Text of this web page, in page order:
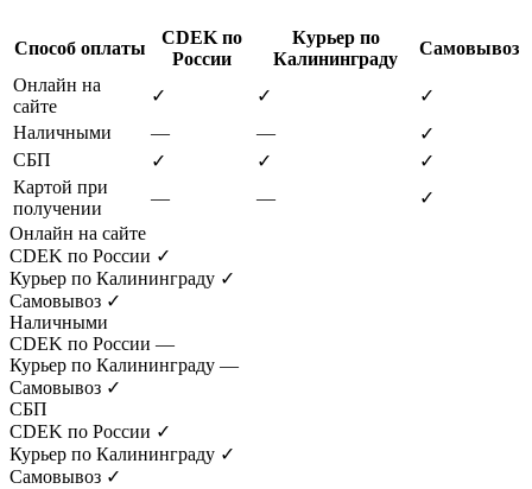
Способ оплаты
CDEK по
России
Курьер по
Калининграду
Самовывоз
Онлайн на
сайте
✓ ✓
✓
Наличными
— —
✓
СБП
✓ ✓
✓
Картой при
получении
— —
✓
Онлайн на сайте
CDEK по России ✓
Курьер по Калининграду ✓
Самовывоз ✓
Наличными
CDEK по России —
Курьер по Калининграду —
Самовывоз ✓
СБП
CDEK по России ✓
Курьер по Калининграду ✓
Самовывоз ✓